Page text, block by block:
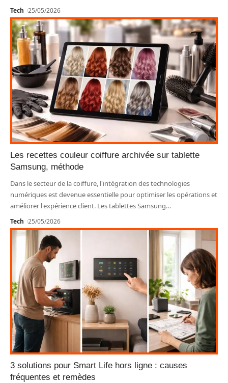
Tech 25/05/2026
Les recettes couleur coiffure archivée sur tablette
Samsung, méthode
Dans le secteur de la coiffure, l'intégration des technologies
numériques est devenue essentielle pour optimiser les opérations et
améliorer l'expérience client. Les tablettes Samsung…
Tech 25/05/2026
3 solutions pour Smart Life hors ligne : causes
fréquentes et remèdes